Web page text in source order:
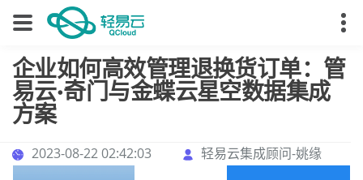
企业如何高效管理退换货订单：管
易云·奇门与金蝶云星空数据集成
方案
2023-08-22 02:42:03 轻易云集成顾问-姚缘